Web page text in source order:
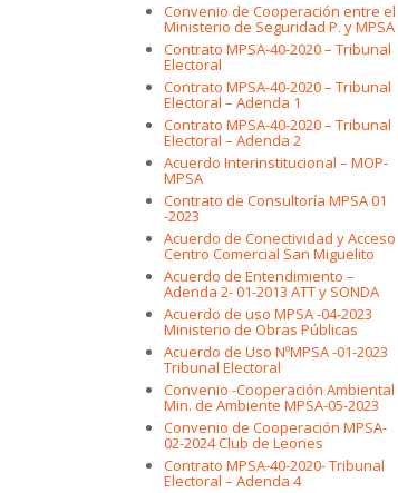
Convenio de Cooperación entre el
Ministerio de Seguridad P. y MPSA
Contrato MPSA-40-2020 – Tribunal
Electoral
Contrato MPSA-40-2020 – Tribunal
Electoral – Adenda 1
Contrato MPSA-40-2020 – Tribunal
Electoral – Adenda 2
Acuerdo Interinstitucional – MOP-
MPSA
Contrato de Consultoría MPSA 01
-2023
Acuerdo de Conectividad y Acceso
Centro Comercial San Miguelito
Acuerdo de Entendimiento –
Adenda 2- 01-2013 ATT y SONDA
Acuerdo de uso MPSA -04-2023
Ministerio de Obras Públicas
Acuerdo de Uso NºMPSA -01-2023
Tribunal Electoral
Convenio -Cooperación Ambiental
Min. de Ambiente MPSA-05-2023
Convenio de Cooperación MPSA-
02-2024 Club de Leones
Contrato MPSA-40-2020- Tribunal
Electoral – Adenda 4